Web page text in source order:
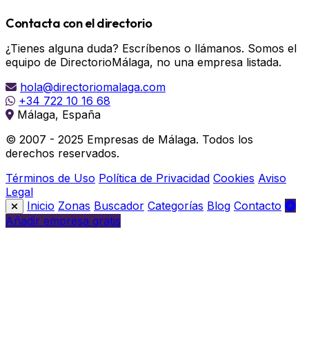
Contacta con el directorio
¿Tienes alguna duda? Escríbenos o llámanos. Somos el
equipo de DirectorioMálaga, no una empresa listada.
hola@directoriomalaga.com
+34 722 10 16 68
Málaga, España
© 2007 - 2025 Empresas de Málaga. Todos los
derechos reservados.
Términos de Uso Política de Privacidad Cookies Aviso
Legal
Inicio Zonas Buscador Categorías Blog Contacto
Añadir empresa gratis